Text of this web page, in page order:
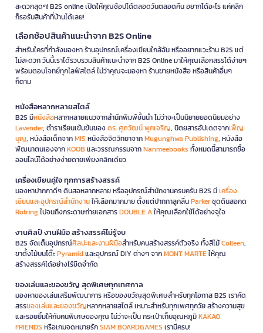
สะดวกสุดๆ! B2S online เปิดให้คุณช้อปได้ตลอดวันตลอดคืน อยากได้อะไร แค่คลิก
ก็รอรับสินค้าที่บ้านได้เลย!
เลือกช้อปสินค้าแนะนำจาก B2S Online
สำหรับใครที่กำลังมองหา ร้านอุปกรณ์เครื่องเขียนใกล้ฉัน หรืออยากแวะร้าน B2S แต่
ไม่สะดวก วันนี้เราได้รวบรวมสินค้าแนะนำจาก B2S Online มาให้คุณเลือกสรรได้ง่ายๆ
พร้อมตอบโจทย์ทุกไลฟ์สไตล์ ไม่ว่าคุณจะมองหา ร้านขายหนังสือ หรือสินค้าอื่นๆ
ก็ตาม
หนังสือหลากหลายสไตล์
B2S มีหนังสือหลากหลายแนวจากสำนักพิมพ์ชั้นนำ ไม่ว่าจะเป็นนิยายยอดนิยมอย่าง
Lavender, ตำราเรียนเข้มข้นของดร. ศุภวัฒน์ พุกเจริญ, นิตยสารอัปเดตจากเพ็ญ
บุญ, หนังสือเด็กจากMIS หนังสือจิตวิทยาจากMugunghwa Publishing, หนังสือ
พัฒนาตนเองจากKOOB และวรรณกรรมจากNanmeebooks ทั้งหมดนี้สามารถซื้อ
ออนไลน์ได้อย่างง่ายดายเพียงคลิกเดียว
เครื่องเขียนคู่ใจ ทุกการสร้างสรรค์
มองหาปากกาดีๆ ดินสอหลากหลาย หรืออุปกรณ์สำนักงานครบครัน B2S มีเครื่อง
เขียนและอุปกรณ์สำนักงานให้เลือกมากมาย ตั้งแต่ปากกาลูกลื่นParkerชุดดินสอกด
Rotringไปจนถึงกระดาษถ่ายเอกสารDOUBLE Aให้คุณเลือกใช้ได้อย่างจุใจ
งานศิลป์ งานฝีมือ สร้างสรรค์ไม่รู้จบ
B2S จัดเต็มอุปกรณ์ศิลปะและงานฝีมือสำหรับคนสร้างสรรค์ตัวจริง ทั้งสีไม้Colleen,
ขาตั้งไม้บนโต๊ะPyramidและอุปกรณ์ DIY ต่างๆ จากMONT MARTEให้คุณ
สร้างสรรค์ได้อย่างไร้ขีดจำกัด
ของเล่นและของขวัญ สุดพิเศษทุกเทศกาล
มองหาของเล่นเสริมพัฒนาการ หรือของขวัญสุดพิเศษสำหรับทุกโอกาส B2S เราคัด
สรรของเล่นและของขวัญหลากหลายสไตล์ เหมาะสำหรับทุกเพศทุกวัย สร้างความสุข
และรอยยิ้มให้กับคนพิเศษของคุณ ไม่ว่าจะเป็น กระเป๋าเก็บอุณหภูมิKAKAO
FRIENDS หรือเกมจดหมายรักSIAM BOARDGAMES เรามีครบ!